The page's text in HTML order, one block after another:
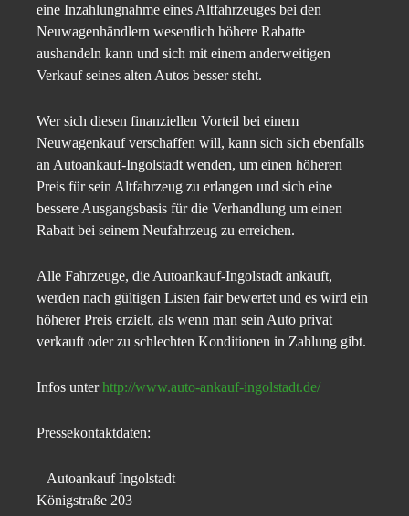
eine Inzahlungnahme eines Altfahrzeuges bei den
Neuwagenhändlern wesentlich höhere Rabatte
aushandeln kann und sich mit einem anderweitigen
Verkauf seines alten Autos besser steht.
Wer sich diesen finanziellen Vorteil bei einem
Neuwagenkauf verschaffen will, kann sich sich ebenfalls
an Autoankauf-Ingolstadt wenden, um einen höheren
Preis für sein Altfahrzeug zu erlangen und sich eine
bessere Ausgangsbasis für die Verhandlung um einen
Rabatt bei seinem Neufahrzeug zu erreichen.
Alle Fahrzeuge, die Autoankauf-Ingolstadt ankauft,
werden nach gültigen Listen fair bewertet und es wird ein
höherer Preis erzielt, als wenn man sein Auto privat
verkauft oder zu schlechten Konditionen in Zahlung gibt.
Infos unterhttp://www.auto-ankauf-ingolstadt.de/
Pressekontaktdaten:
– Autoankauf Ingolstadt –
Königstraße 203